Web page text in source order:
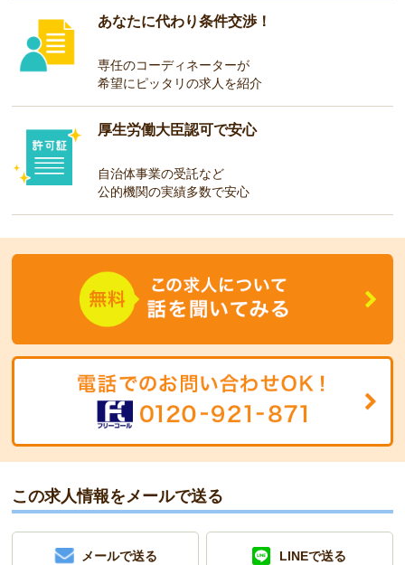
あなたに代わり条件交渉！
専任のコーディネーターが
希望にピッタリの求人を紹介
厚生労働大臣認可で安心
自治体事業の受託など
公的機関の実績多数で安心
この求人情報をメールで送る
メールで送る LINEで送る